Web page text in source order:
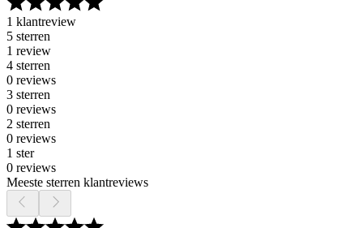
1 klantreview
5 sterren
1 review
4 sterren
0 reviews
3 sterren
0 reviews
2 sterren
0 reviews
1 ster
0 reviews
Meeste sterren klantreviews